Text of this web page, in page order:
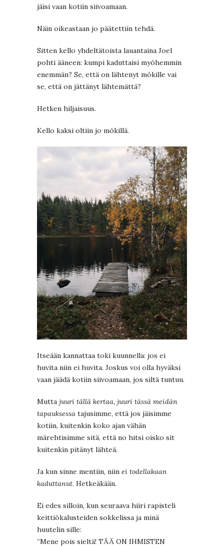
jäisi vaan kotiin siivoamaan.
Näin oikeastaan jo päätettiin tehdä.
Sitten kello yhdeltätoista lauantaina Joel
pohti ääneen: kumpi kaduttaisi myöhemmin
enemmän? Se, että on lähtenyt mökille vai
se, että on jättänyt lähtemättä?
Hetken hiljaisuus.
Kello kaksi oltiin jo mökillä.
Itseään kannattaa toki kuunnella: jos ei
huvita niin ei huvita. Joskus voi olla hyväksi
vaan jäädä kotiin siivoamaan, jos siltä tuntuu.
Mutta juuri tällä kertaa, juuri tässä meidän
tapauksessa tajusimme, että jos jäisimme
kotiin, kuitenkin koko ajan vähän
märehtisimme sitä, että no hitsi oisko sit
kuitenkin pitänyt lähteä.
Ja kun sinne mentiin, niin ei todellakaan
kaduttanut. Hetkeäkään.
Ei edes silloin, kun seuraava hiiri rapisteli
keittiökalusteiden sokkelissa ja minä
huutelin sille:
”Mene pois sieltä! TÄÄ ON IHMISTEN